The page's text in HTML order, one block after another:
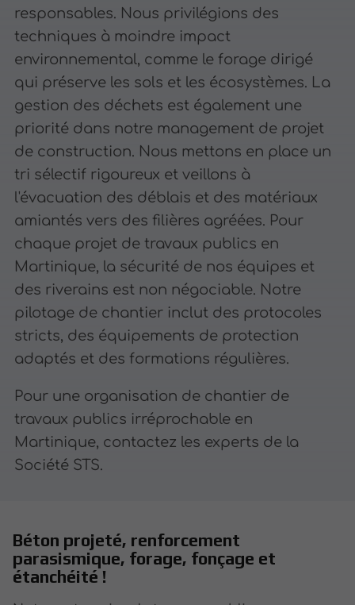
responsables. Nous privilégions des
techniques à moindre impact
environnemental, comme le forage dirigé
qui préserve les sols et les écosystèmes. La
gestion des déchets est également une
priorité dans notre management de projet
de construction. Nous mettons en place un
tri sélectif rigoureux et veillons à
l'évacuation des déblais et des matériaux
amiantés vers des filières agréées. Pour
chaque projet de travaux publics en
Martinique, la sécurité de nos équipes et
des riverains est non négociable. Notre
pilotage de chantier inclut des protocoles
stricts, des équipements de protection
adaptés et des formations régulières.
Pour une organisation de chantier de
travaux publics irréprochable en
Martinique, contactez les experts de la
Société STS.
Béton projeté, renforcement
parasismique, forage, fonçage et
étanchéité !